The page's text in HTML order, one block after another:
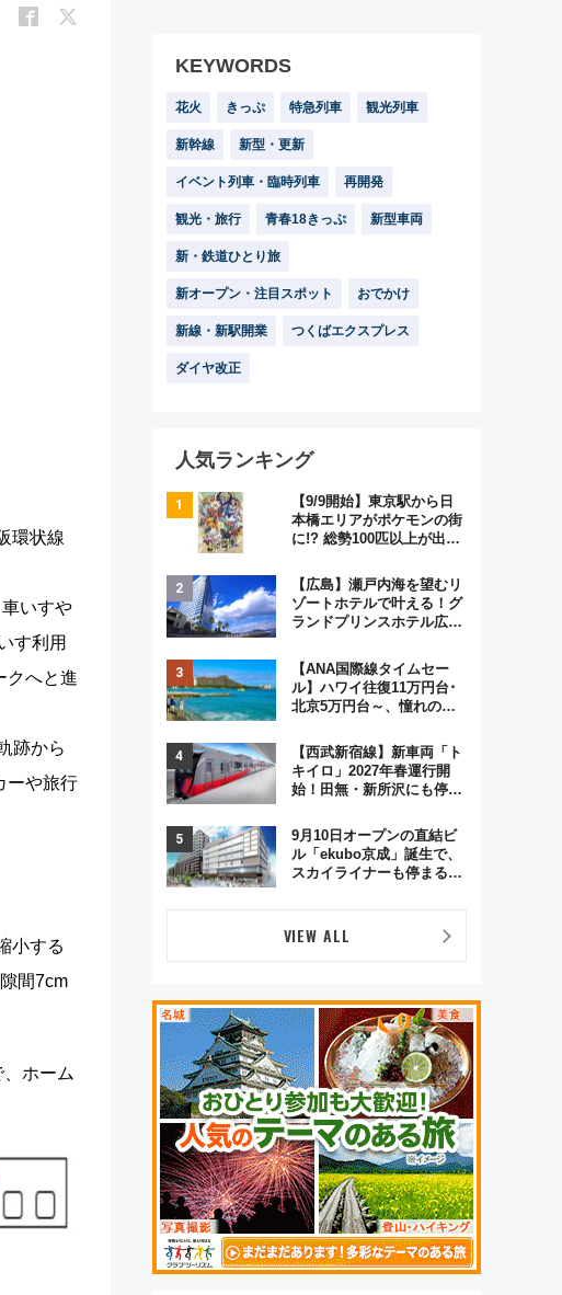
環状線
いすや
す利用
クへと進
跡から
ーや旅行
小する
間7cm
ホーム
KEYWORDS
花火 きっぷ 特急列車 観光列車
新幹線 新型・更新
イベント列車・臨時列車 再開発
観光・旅行 青春18きっぷ 新型車両
新・鉄道ひとり旅
新オープン・注目スポット おでかけ
新線・新駅開業 つくばエクスプレス
ダイヤ改正
人気ランキング
【9/9開始】東京駅から日
本橋エリアがポケモンの街
に!? 総勢100匹以上が出現
格謎解き・グッズ情報まと
め
【広島】瀬戸内海を望むリ
ゾートホテルで叶える！グ
ランドプリンスホテル広島
ジュアルパーティープラン
【ANA国際線タイムセー
ル】ハワイ往復11万円台･
北京5万円台～、憧れのビ
GW旅行まで狙える激アツ
路線まとめ（8/10まで）
【西武新宿線】新車両「ト
キイロ」2027年春運行開
始！田無・新所沢にも停
弾」も
9月10日オープンの直結ビ
ル「ekubo京成」誕生で、
スカイライナーも停まる巨
公開！
VIEW ALL